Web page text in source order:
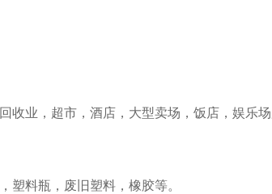
业，超市，酒店，大型卖场，饭店，娱乐
料瓶，废旧塑料，橡胶等。